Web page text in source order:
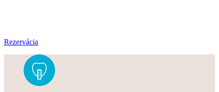
Rezervácia